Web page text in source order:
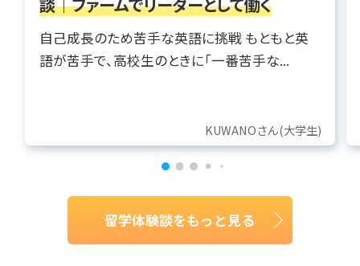
自己成長のため苦手な英語に挑戦 もともと英
語が苦手で、高校生のときに「一番苦手な...
KUWANOさん(大学生)
留学体験談をもっと見る